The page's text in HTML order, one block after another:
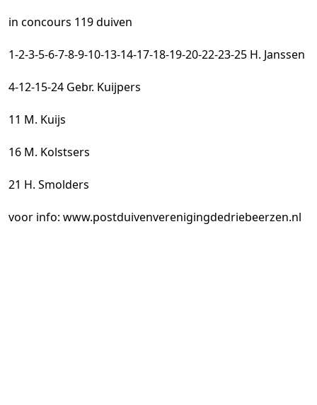
in concours 119 duiven
1-2-3-5-6-7-8-9-10-13-14-17-18-19-20-22-23-25 H. Janssen
4-12-15-24 Gebr. Kuijpers
11 M. Kuijs
16 M. Kolstsers
21 H. Smolders
voor info: www.postduivenverenigingdedriebeerzen.nl